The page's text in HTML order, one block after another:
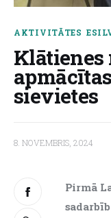
About us
AKTIVITĀTES
Klātienes
sievietes
8. NOVEMBRIS, 2024
Pirmā